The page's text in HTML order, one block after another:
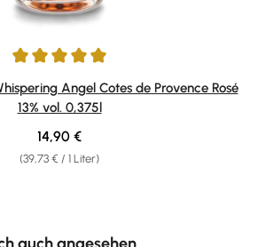
von 5 von 5 Sternen
Angel Cotes de Provence Rosé
13% vol. 0,375l
(39,73 € / 1 Liter)
Regulärer Preis:
14,90 €
auch angesehen